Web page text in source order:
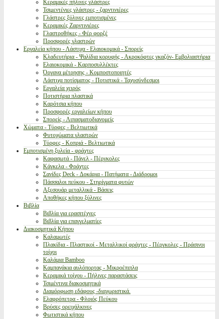
Κεραμικές πήλινες γλάστρες
Τσιμεντένιες γλάστρες - ζαρντινιέρες
Γλάστρες ξύλινες εμποτισμένες
Κεραμικές Ζαρντινιέρες
Γλαστροθήκες - Φέρ φορζέ
Προσφορές γλαστρών
Εργαλεία κήπου - Λάστιχα - Ελαιοκομικά - Σπορείς
Κλαδευτήρια - Ψαλίδια κορυφής - Ακροκόφτες γκαζόν- Εμβολιαστήρια
Ελαιοκομικά - Καρποσυλλέκτες
Όργανα μέτρησης - Κομποστοποιητές
Λάστιχα ποτίσματος - Ποτιστικά - Ταχυσύνδεσμοι
Εργαλεία χειρός
Ποτιστήρια πλαστικά
Καρότσια κήπου
Προσφορές εργαλείων κήπου
Σπορείς - Λιπασματοδιανομείς
Χώματα - Τύρφες - Βελτιωτικά
Φυτοχώματα γλαστρών
Τύρφες - Κοπριά - Βελτιωτικά
Εμποτισμένη ξυλεία - φράχτες
Καφασωτά - Πάνελ - Πέργκολες
Κάγκελα - Φράχτες
Σανίδες Deck - Δοκάρια - Πατήματα - Διάδρομοι
Πάσσαλοι πεύκου - Στηρίγματα φυτών
Αξεσουάρ μεταλλικά - Βάσεις
Αποθήκες κήπου ξύλινες
Βιβλία
Βιβλία για ερασιτέχνες
Βιβλία για επαγγελματίες
Διακοσμητικά Κήπου
Καλαμωτές
Πλακίδια - Πλαστικοί - Μεταλλικοί φράχτες - Πέργκολες - Πράσινοι
τοίχοι
Καλάμια Bamboo
Καμπανάκια αυλόπορτας - Μικροέπιπλα
Κεραμικά τοίχου - Πήλινες παραστάσεις
Τσιμέντινα διακοσμητικά
Διαμόρφωση εδάφους -διαχωριστικά.
Ελαφρόπετρα - Φλοιός Πεύκου
Βρύσες ορειχάλκινες
Φωτιστικά κήπου